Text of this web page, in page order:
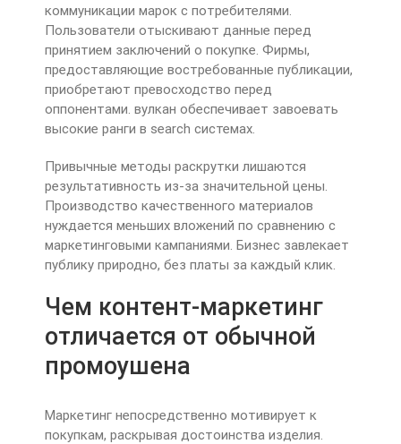
коммуникации марок с потребителями.
Пользователи отыскивают данные перед
принятием заключений о покупке. Фирмы,
предоставляющие востребованные публикации,
приобретают превосходство перед
оппонентами. вулкан обеспечивает завоевать
высокие ранги в search системах.
Привычные методы раскрутки лишаются
результативность из-за значительной цены.
Производство качественного материалов
нуждается меньших вложений по сравнению с
маркетинговыми кампаниями. Бизнес завлекает
публику природно, без платы за каждый клик.
Чем контент-маркетинг
отличается от обычной
промоушена
Маркетинг непосредственно мотивирует к
покупкам, раскрывая достоинства изделия.